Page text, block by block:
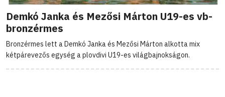
Demkó Janka és Mezősi Márton U19-es vb-
bronzérmes
Bronzérmes lett a Demkó Janka és Mezősi Márton alkotta mix
kétpárevezős egység a plovdivi U19-es világbajnokságon.